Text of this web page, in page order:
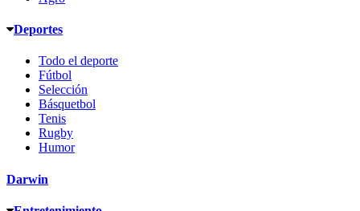
Deportes
Todo el deporte
Fútbol
Selección
Básquetbol
Tenis
Rugby
Humor
Darwin